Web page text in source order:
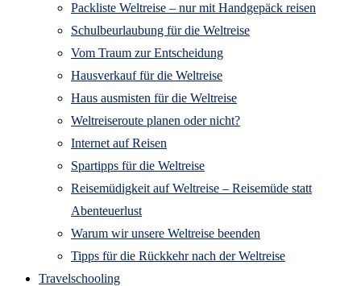
Packliste Weltreise – nur mit Handgepäck reisen
Schulbeurlaubung für die Weltreise
Vom Traum zur Entscheidung
Hausverkauf für die Weltreise
Haus ausmisten für die Weltreise
Weltreiseroute planen oder nicht?
Internet auf Reisen
Spartipps für die Weltreise
Reisemüdigkeit auf Weltreise – Reisemüde statt
Abenteuerlust
Warum wir unsere Weltreise beenden
Tipps für die Rückkehr nach der Weltreise
Travelschooling